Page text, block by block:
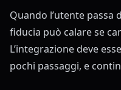
Quando l’utente passa
fiducia può calare se
L’integrazione deve
pochi passaggi, e